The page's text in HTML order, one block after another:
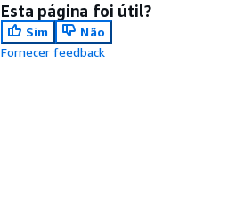
Esta página foi útil?
Sim
Não
Fornecer feedback